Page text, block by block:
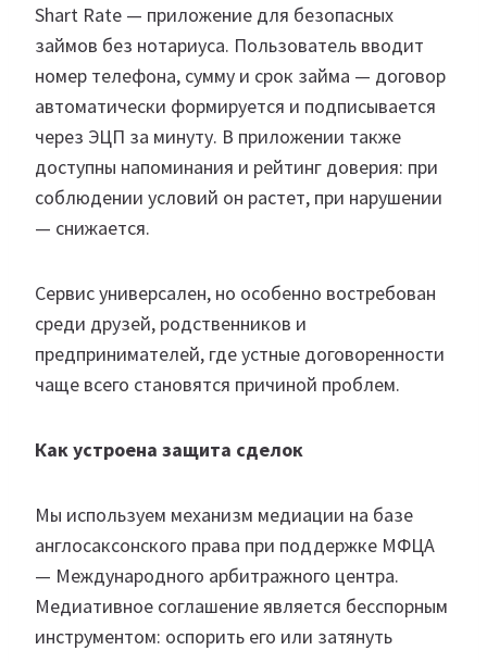
Shart Rate — приложение для безопасных
займов без нотариуса. Пользователь вводит
номер телефона, сумму и срок займа — договор
автоматически формируется и подписывается
через ЭЦП за минуту. В приложении также
доступны напоминания и рейтинг доверия: при
соблюдении условий он растет, при нарушении
— снижается.
Сервис универсален, но особенно востребован
среди друзей, родственников и
предпринимателей, где устные договоренности
чаще всего становятся причиной проблем.
Как устроена защита сделок
Мы используем механизм медиации на базе
англосаксонского права при поддержке МФЦА
— Международного арбитражного центра.
Медиативное соглашение является бесспорным
инструментом: оспорить его или затянуть